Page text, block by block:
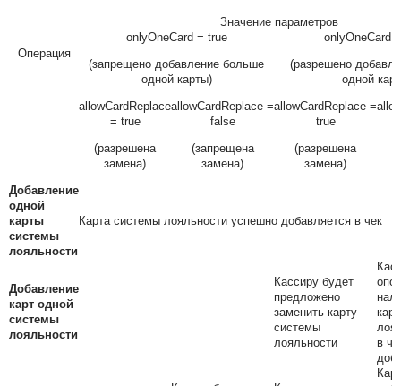
Операция
Значение параметров
onlyOneCard = true
(запрещено добавление больше
одной карты)
onlyOneCard
(разрешено
одной
allowCardReplace
= true
(разрешена
замена)
allowCardReplace =
false
(запрещена
замена)
allowCardReplace =
true
(разрешена
замена)
Добавление
одной
карты
системы
лояльности
Карта системы лояльности успешно добавляется в чек
Добавление
карт одной
системы
лояльности
Кассиру будет
предложено
заменить карту
системы
лояльности
в